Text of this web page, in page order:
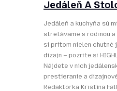
Jedáleň A
Jedáleň a kuchyňa sú
stretávame s rodinou
si pritom nielen chutné
dizajn – pozrite si
Nájdete v nich
prestieranie a
Redaktorka Kristína